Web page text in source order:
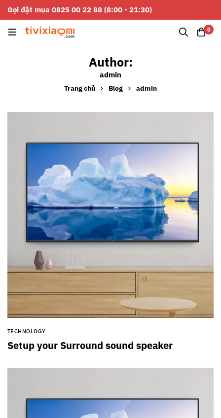
Gọi đặt mua 0825 00 22 88 (8:00 - 21:30)
0
Author:
admin
Trang chủ Blog admin
TECHNOLOGY
Setup your Surround sound speaker